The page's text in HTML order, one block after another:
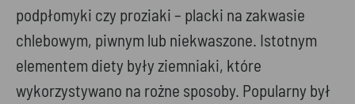
podpłomyki czy proziaki – placki na zakwasie
chlebowym, piwnym lub niekwaszone. Istotnym
elementem diety były ziemniaki, które
wykorzystywano na rożne sposoby. Popularny był